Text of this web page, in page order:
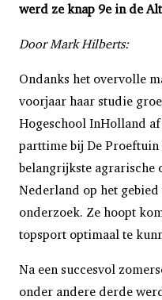
werd ze knap 9e in de
Door Mark Hilberts:
Ondanks het overvolle
voorjaar haar studie
Hogeschool InHolland
parttime bij De
belangrijkste agrarische
Nederland op het
onderzoek. Ze hoopt
topsport optimaal te
Na een succesvol
onder andere derde